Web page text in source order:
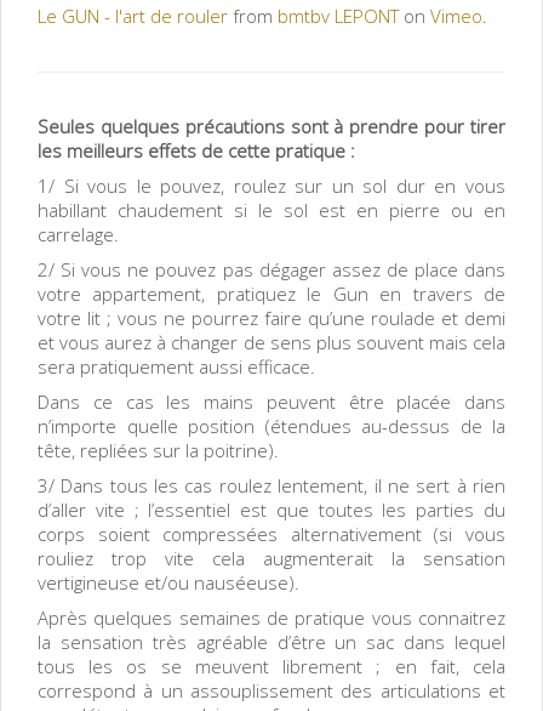
Le GUN - l'art de rouler from bmtbv LEPONTon Vimeo.
Seules quelques précautions sont à prendre pour tirer
les meilleurs effets de cette pratique :
1/ Si vous le pouvez, roulez sur un sol dur en vous
habillant chaudement si le sol est en pierre ou en
carrelage.
2/ Si vous ne pouvez pas dégager assez de place dans
votre appartement, pratiquez le Gun en travers de
votre lit ; vous ne pourrez faire qu’une roulade et demi
et vous aurez à changer de sens plus souvent mais cela
sera pratiquement aussi efficace.
Dans ce cas les mains peuvent être placée dans
n’importe quelle position (étendues au-dessus de la
tête, repliées sur la poitrine).
3/ Dans tous les cas roulez lentement, il ne sert à rien
d’aller vite ; l’essentiel est que toutes les parties du
corps soient compressées alternativement (si vous
rouliez trop vite cela augmenterait la sensation
vertigineuse et/ou nauséeuse).
Après quelques semaines de pratique vous connaitrez
la sensation très agréable d’être un sac dans lequel
tous les os se meuvent librement ; en fait, cela
correspond à un assouplissement des articulations et